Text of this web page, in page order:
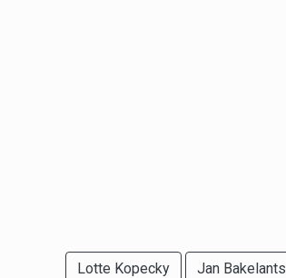
Lotte Kopecky Jan Bakelants